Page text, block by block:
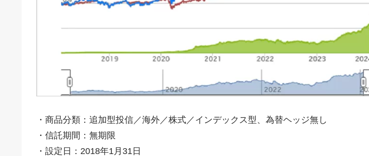
・商品分類：追加型投信／海外／株式／インデックス型、為替ヘッジ無し
・信託期間：無期限
・設定日：2018年1月31日